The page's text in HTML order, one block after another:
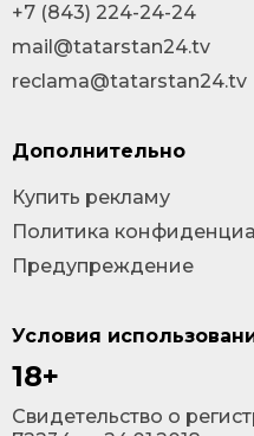
Условия
18+
Cвидетельство о
+7 (843) 224-24-24
mail@tatarstan24.tv
reclama@tatarstan24.tv
Дополнительно
Купить рекламу
Политика
Предупреждение